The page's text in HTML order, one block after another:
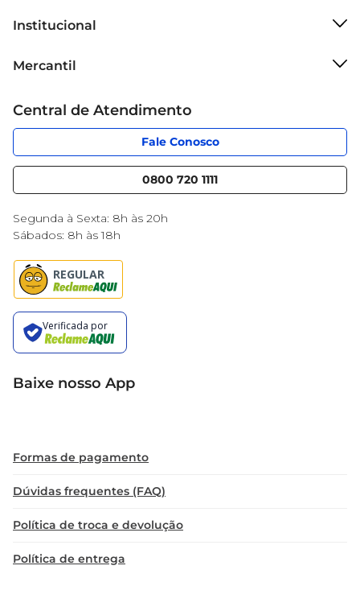
Institucional
Sobre Privacidade
Nossas lojas
Mercantil
Código de Ética
Serviços
Central de Atendimento
Fale Conosco
0800 720 1111
Segunda à Sexta: 8h às 20h
Sábados: 8h às 18h
Baixe nosso App
Formas de pagamento
Dúvidas frequentes (FAQ)
Política de troca e devolução
Política de entrega